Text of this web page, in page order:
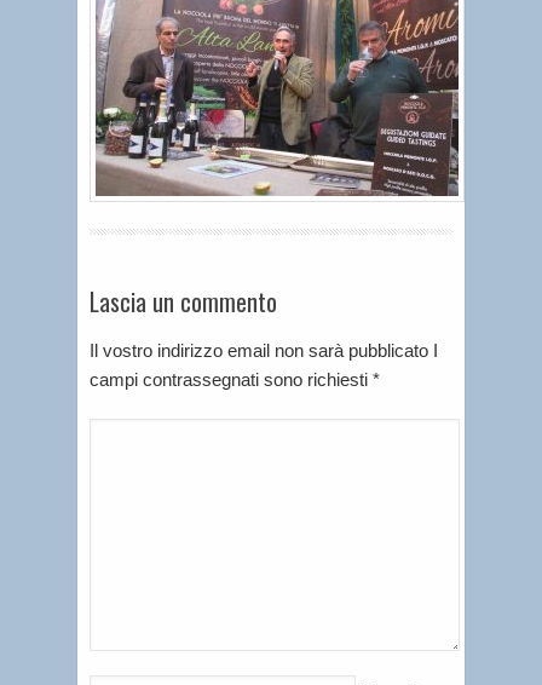
Lascia un commento
Il vostro indirizzo email non sarà pubblicato I
campi contrassegnati sono richiesti *